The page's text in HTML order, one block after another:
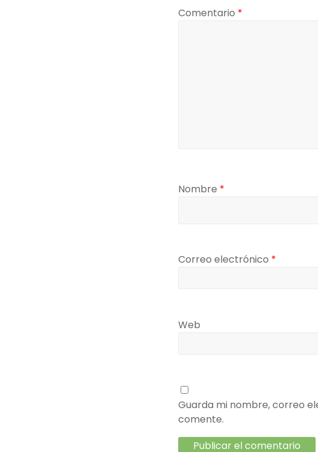
Comentario *
Nombre *
Correo electrónico *
Web
Guarda mi nombre, correo
comente.